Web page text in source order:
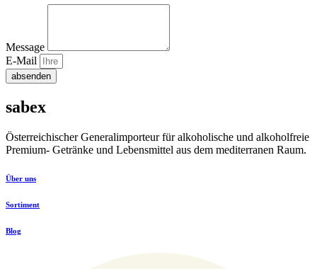
Message
E-Mail
absenden
sabex
Österreichischer Generalimporteur für alkoholische und alkoholfreie
Premium- Getränke und Lebensmittel aus dem mediterranen Raum.
Über uns
Sortiment
Blog